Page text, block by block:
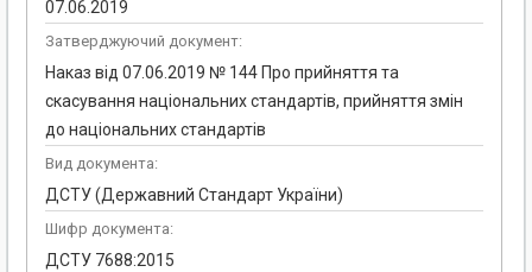
07.06.2019
Затверджуючий документ:
Наказ від 07.06.2019 № 144 Про прийняття та
скасування національних стандартів, прийняття змін
до національних стандартів
Вид документа:
ДСТУ (Державний Стандарт України)
Шифр документа:
ДСТУ 7688:2015